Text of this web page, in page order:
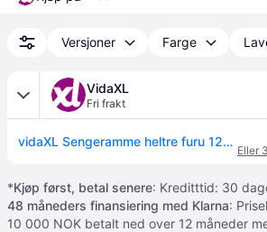
Versjoner Farge
VidaXL
Fri frakt
vidaXL Sengeramme heltre furu 120x200 cm
Eller
*Kjøp først, betal senere: Kreditttid: 30
48 måneders finansiering med Klarna:
10 000 NOK betalt ned over 12 måneder